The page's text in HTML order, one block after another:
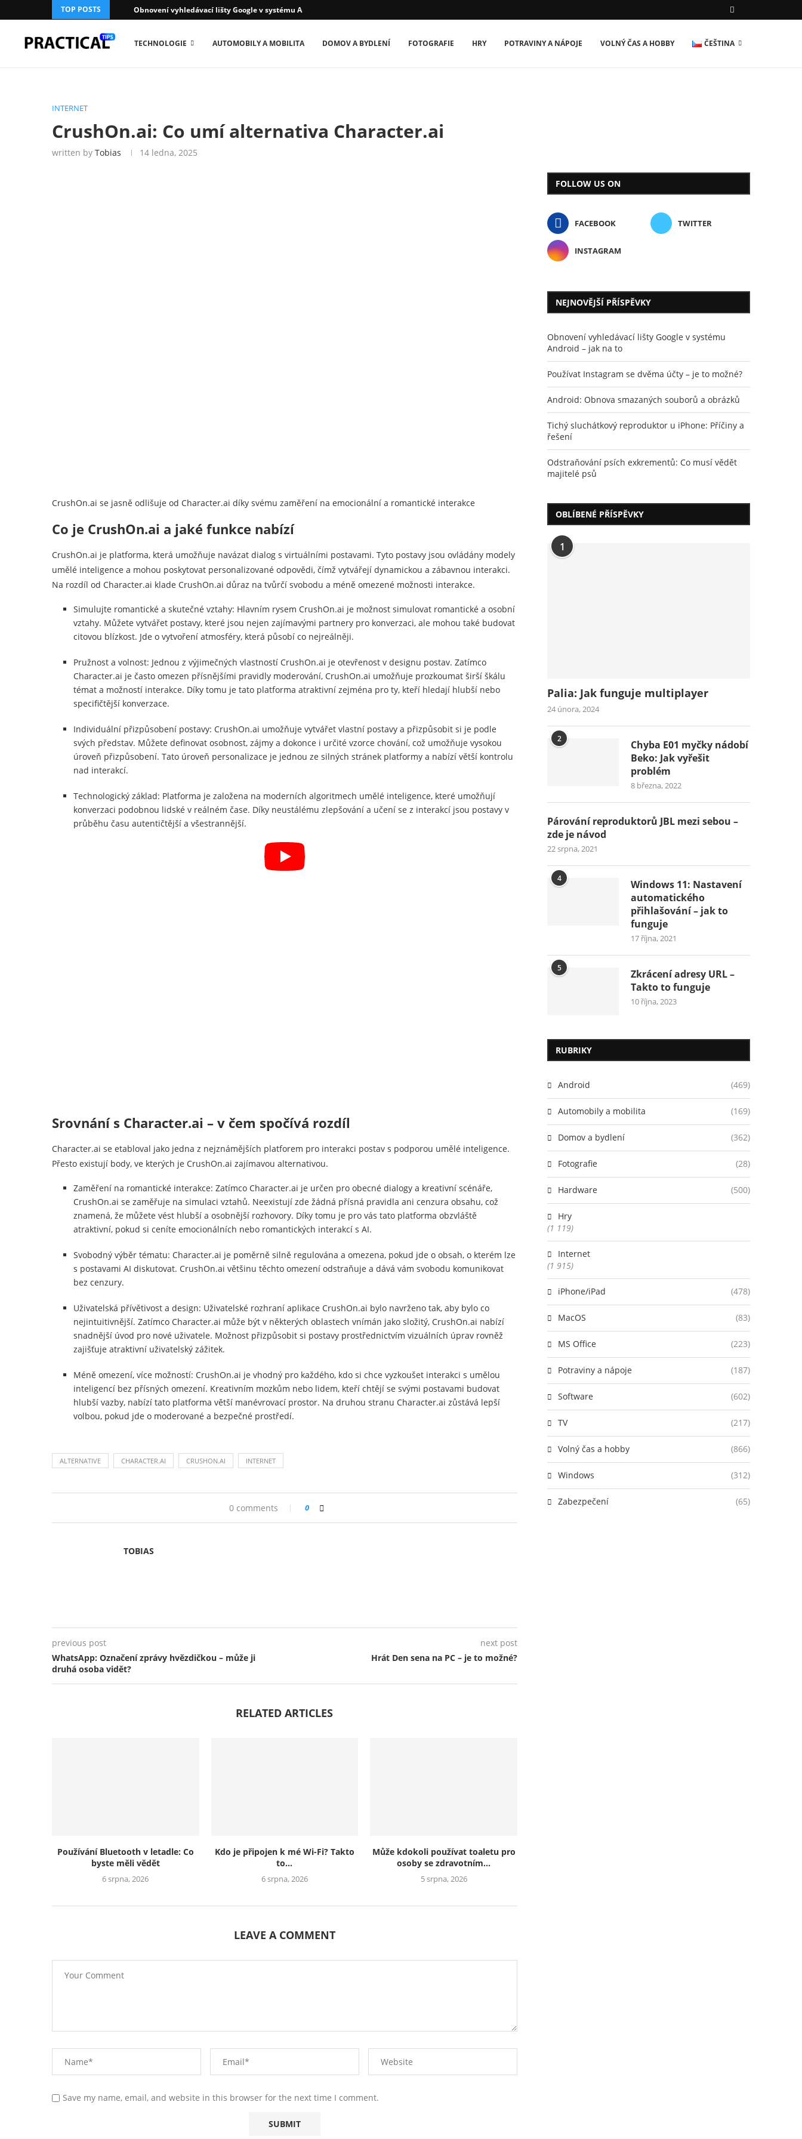
TOP POSTS Obnovení vyhledávací lišty Google v systému Android –...
TECHNOLOGIE AUTOMOBILY A MOBILITA DOMOV A BYDLENÍ FOTOGRAFIE HRY POTRAVINY A NÁPOJE VOLNÝ ČAS A HOBBY ČEŠTINA
INTERNET
CrushOn.ai: Co umí alternativa Character.ai
written by Tobias 14 ledna, 2025
CrushOn.ai se jasně odlišuje od Character.ai díky svému zaměření na emocionální a romantické interakce
Co je CrushOn.ai a jaké funkce nabízí
CrushOn.ai je platforma, která umožňuje navázat dialog s virtuálními postavami. Tyto postavy jsou ovládány modely
umělé inteligence a mohou poskytovat personalizované odpovědi, čímž vytvářejí dynamickou a zábavnou interakci.
Na rozdíl od Character.ai klade CrushOn.ai důraz na tvůrčí svobodu a méně omezené možnosti interakce.
Simulujte romantické a skutečné vztahy: Hlavním rysem CrushOn.ai je možnost simulovat romantické a osobní
vztahy. Můžete vytvářet postavy, které jsou nejen zajímavými partnery pro konverzaci, ale mohou také budovat
citovou blízkost. Jde o vytvoření atmosféry, která působí co nejreálněji.
Pružnost a volnost: Jednou z výjimečných vlastností CrushOn.ai je otevřenost v designu postav. Zatímco
Character.ai je často omezen přísnějšími pravidly moderování, CrushOn.ai umožňuje prozkoumat širší škálu
témat a možností interakce. Díky tomu je tato platforma atraktivní zejména pro ty, kteří hledají hlubší nebo
specifičtější konverzace.
Individuální přizpůsobení postavy: CrushOn.ai umožňuje vytvářet vlastní postavy a přizpůsobit si je podle
svých představ. Můžete definovat osobnost, zájmy a dokonce i určité vzorce chování, což umožňuje vysokou
úroveň přizpůsobení. Tato úroveň personalizace je jednou ze silných stránek platformy a nabízí větší kontrolu
nad interakcí.
Technologický základ: Platforma je založena na moderních algoritmech umělé inteligence, které umožňují
konverzaci podobnou lidské v reálném čase. Díky neustálému zlepšování a učení se z interakcí jsou postavy v
průběhu času autentičtější a všestrannější.
Srovnání s Character.ai – v čem spočívá rozdíl
Character.ai se etabloval jako jedna z nejznámějších platforem pro interakci postav s podporou umělé inteligence.
Přesto existují body, ve kterých je CrushOn.ai zajímavou alternativou.
Zaměření na romantické interakce: Zatímco Character.ai je určen pro obecné dialogy a kreativní scénáře,
CrushOn.ai se zaměřuje na simulaci vztahů. Neexistují zde žádná přísná pravidla ani cenzura obsahu, což
znamená, že můžete vést hlubší a osobnější rozhovory. Díky tomu je pro vás tato platforma obzvláště
atraktivní, pokud si ceníte emocionálních nebo romantických interakcí s AI.
Svobodný výběr tématu: Character.ai je poměrně silně regulována a omezena, pokud jde o obsah, o kterém lze
s postavami AI diskutovat. CrushOn.ai většinu těchto omezení odstraňuje a dává vám svobodu komunikovat
bez cenzury.
Uživatelská přívětivost a design: Uživatelské rozhraní aplikace CrushOn.ai bylo navrženo tak, aby bylo co
nejintuitivnější. Zatímco Character.ai může být v některých oblastech vnímán jako složitý, CrushOn.ai nabízí
snadnější úvod pro nové uživatele. Možnost přizpůsobit si postavy prostřednictvím vizuálních úprav rovněž
zajišťuje atraktivní uživatelský zážitek.
Méně omezení, více možností: CrushOn.ai je vhodný pro každého, kdo si chce vyzkoušet interakci s umělou
inteligencí bez přísných omezení. Kreativním mozkům nebo lidem, kteří chtějí se svými postavami budovat
hlubší vazby, nabízí tato platforma větší manévrovací prostor. Na druhou stranu Character.ai zůstává lepší
volbou, pokud jde o moderované a bezpečné prostředí.
ALTERNATIVE CHARACTER.AI CRUSHON.AI INTERNET
0 comments 0
TOBIAS
previous post
WhatsApp: Označení zprávy hvězdičkou – může ji
druhá osoba vidět?
next post
Hrát Den sena na PC – je to možné?
RELATED ARTICLES
Používání Bluetooth v letadle: Co
byste měli vědět
6 srpna, 2026
Kdo je připojen k mé Wi-Fi? Takto
to...
6 srpna, 2026
Může kdokoli používat toaletu pro
osoby se zdravotním...
5 srpna, 2026
LEAVE A COMMENT
Save my name, email, and website in this browser for the next time I comment.
FOLLOW US ON
FACEBOOK TWITTER
INSTAGRAM
NEJNOVĚJŠÍ PŘÍSPĚVKY
Obnovení vyhledávací lišty Google v systému
Android – jak na to
Používat Instagram se dvěma účty – je to možné?
Android: Obnova smazaných souborů a obrázků
Tichý sluchátkový reproduktor u iPhone: Příčiny a
řešení
Odstraňování psích exkrementů: Co musí vědět
majitelé psů
OBLÍBENÉ PŘÍSPĚVKY
1
Palia: Jak funguje multiplayer
24 února, 2024
2
Chyba E01 myčky nádobí
Beko: Jak vyřešit
problém
8 března, 2022
Párování reproduktorů JBL mezi sebou –
zde je návod
22 srpna, 2021
4
Windows 11: Nastavení
automatického
přihlašování – jak to
funguje
17 října, 2021
5
Zkrácení adresy URL –
Takto to funguje
10 října, 2023
RUBRIKY
Android (469)
Automobily a mobilita (169)
Domov a bydlení (362)
Fotografie (28)
Hardware (500)
Hry
(1 119)
Internet
(1 915)
iPhone/iPad (478)
MacOS (83)
MS Office (223)
Potraviny a nápoje (187)
Software (602)
TV (217)
Volný čas a hobby (866)
Windows (312)
Zabezpečení (65)